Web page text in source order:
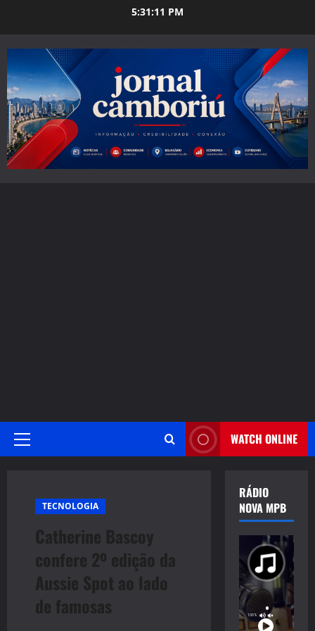
5:31:13 PM
Primary
WATCH ONLINE
TECNOLOGIA
Catherine Bascoy
confere 2º edição da
Aussie Spot ao lado
de famosas
RÁDIO
NOVA MPB